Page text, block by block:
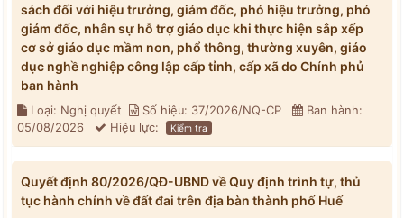
sách đối với hiệu trưởng, giám đốc, phó hiệu trưởng, phó
giám đốc, nhân sự hỗ trợ giáo dục khi thực hiện sắp xếp
cơ sở giáo dục mầm non, phổ thông, thường xuyên, giáo
dục nghề nghiệp công lập cấp tỉnh, cấp xã do Chính phủ
ban hành
Loại: Nghị quyết Số hiệu: 37/2026/NQ-CP
Ban hành:
05/08/2026
Hiệu lực: Kiểm tra
Quyết định 80/2026/QĐ-UBND về Quy định trình tự, thủ
tục hành chính về đất đai trên địa bàn thành phố Huế